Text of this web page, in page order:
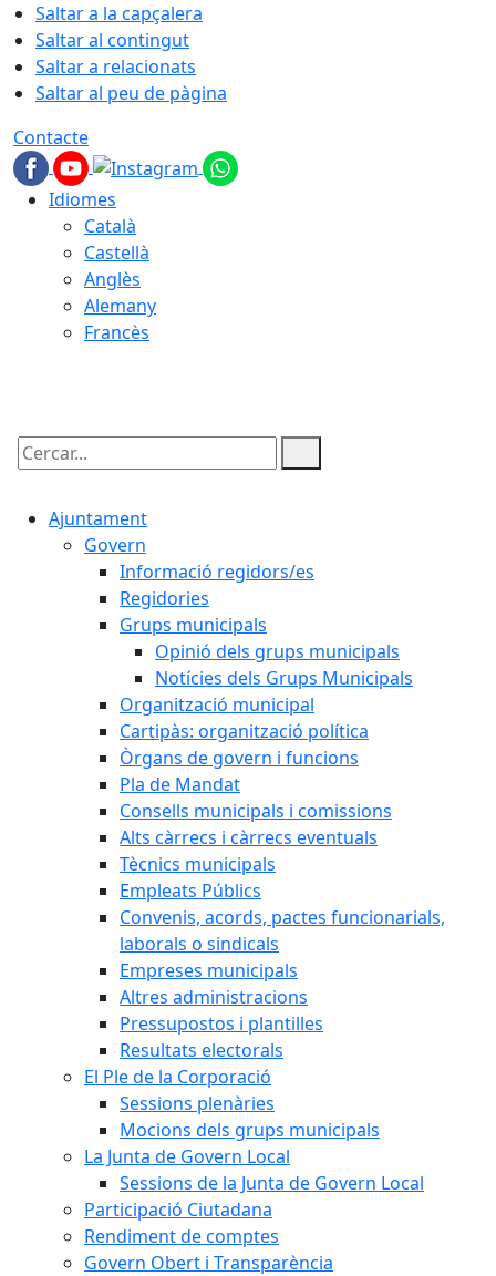
Saltar a la capçalera
Saltar al contingut
Saltar a relacionats
Saltar al peu de pàgina
Contacte
Idiomes
Català
Castellà
Anglès
Alemany
Francès
Cercar:
Ajuntament
Govern
Informació regidors/es
Regidories
Grups municipals
Opinió dels grups municipals
Notícies dels Grups Municipals
Organització municipal
Cartipàs: organització política
Òrgans de govern i funcions
Pla de Mandat
Consells municipals i comissions
Alts càrrecs i càrrecs eventuals
Tècnics municipals
Empleats Públics
Convenis, acords, pactes funcionarials,
laborals o sindicals
Empreses municipals
Altres administracions
Pressupostos i plantilles
Resultats electorals
El Ple de la Corporació
Sessions plenàries
Mocions dels grups municipals
La Junta de Govern Local
Sessions de la Junta de Govern Local
Participació Ciutadana
Rendiment de comptes
Govern Obert i Transparència